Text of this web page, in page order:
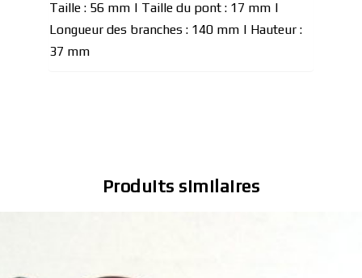
Taille : 56 mm | Taille du pont : 17 mm |
Longueur des branches : 140 mm | Hauteur :
37 mm
Produits similaires